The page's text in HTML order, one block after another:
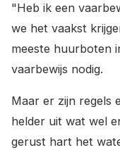
"Heb ik een
we het vaakst
meeste huurboten
vaarbewijs nodig.
Maar er zijn regels
helder uit wat wel
gerust hart het